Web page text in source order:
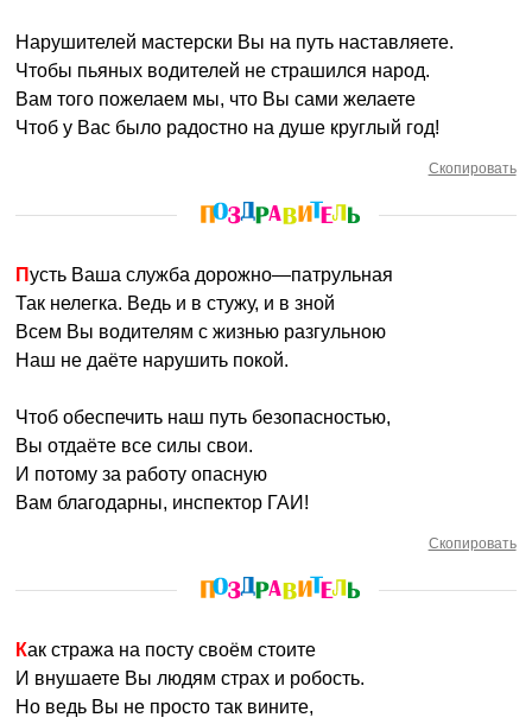
Нарушителей мастерски Вы на путь наставляете.
Чтобы пьяных водителей не страшился народ.
Вам того пожелаем мы, что Вы сами желаете
Чтоб у Вас было радостно на душе круглый год!
Скопировать
Пусть Ваша служба дорожно—патрульная
Так нелегка. Ведь и в стужу, и в зной
Всем Вы водителям с жизнью разгульною
Наш не даёте нарушить покой.
Чтоб обеспечить наш путь безопасностью,
Вы отдаёте все силы свои.
И потому за работу опасную
Вам благодарны, инспектор ГАИ!
Скопировать
Как стража на посту своём стоите
И внушаете Вы людям страх и робость.
Но ведь Вы не просто так вините,